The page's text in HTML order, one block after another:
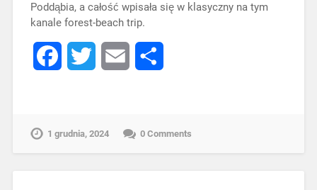
Poddąbia, a całość wpisała się w klasyczny na tym
kanale forest-beach trip.
FacebookTwitter Email
1 grudnia, 2024 0 Comments